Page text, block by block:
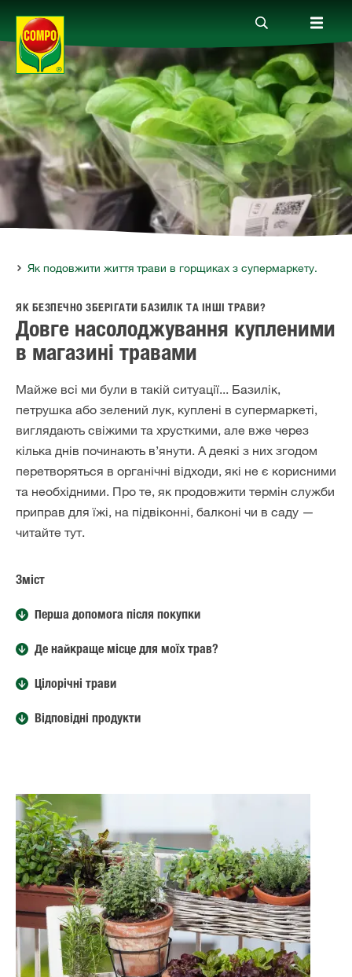
Продукти
Гайд
Компанія
Зв'язок
Як подовжити життя трави в горщиках з супермаркету.
ЯК БЕЗПЕЧНО ЗБЕРІГАТИ БАЗИЛІК ТА ІНШІ ТРАВИ?
Довге насолоджування купленими
в магазині травами
Майже всі ми були в такій ситуації... Базилік,
петрушка або зелений лук, куплені в супермаркеті,
виглядають свіжими та хрусткими, але вже через
кілька днів починають в’янути. А деякі з них згодом
перетворяться в органічні відходи, які не є корисними
та необхідними. Про те, як продовжити термін служби
приправ для їжі, на підвіконні, балконі чи в саду —
читайте тут.
Зміст
Перша допомога після покупки
Де найкраще місце для моїх трав?
Цілорічні трави
Відповідні продукти